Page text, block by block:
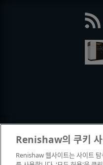
©
Renishaw의 쿠키
Renishaw 웹사이트는 사이트